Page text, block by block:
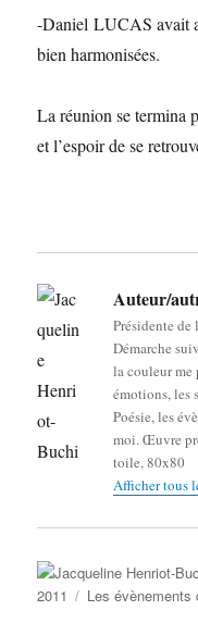
-Daniel LUCAS avait
bien harmonisées.
La réunion se termina
et l’espoir de se
Auteur/
Présidente
Démarche
la couleur me
émotions, les
Poésie, les
moi. Œuvre
toile, 80x80
Afficher tous
2011
Catégories
Les évènements